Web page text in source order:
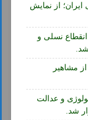
از نمایش
نسلی و
مشاهیر
و عدالت
شد.